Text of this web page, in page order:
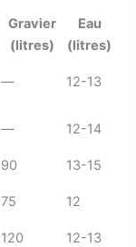
Gravier
(litres)
Eau
(litres)
— 12-13
— 12-14
90
13-15
75 12
120 12-13